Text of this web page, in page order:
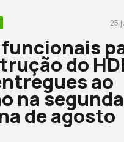
25
do
ao
na segunda
de agosto